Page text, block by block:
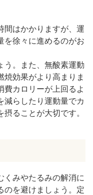
間はかかりますが、運
を徐々に進めるのがお
う。また、無酸素運動
焼効果がより高まりま
費カロリーが上回るよ
減らしたり運動量でカ
ることが大切です。
くみやたるみの解消に
のを避けましょう。定